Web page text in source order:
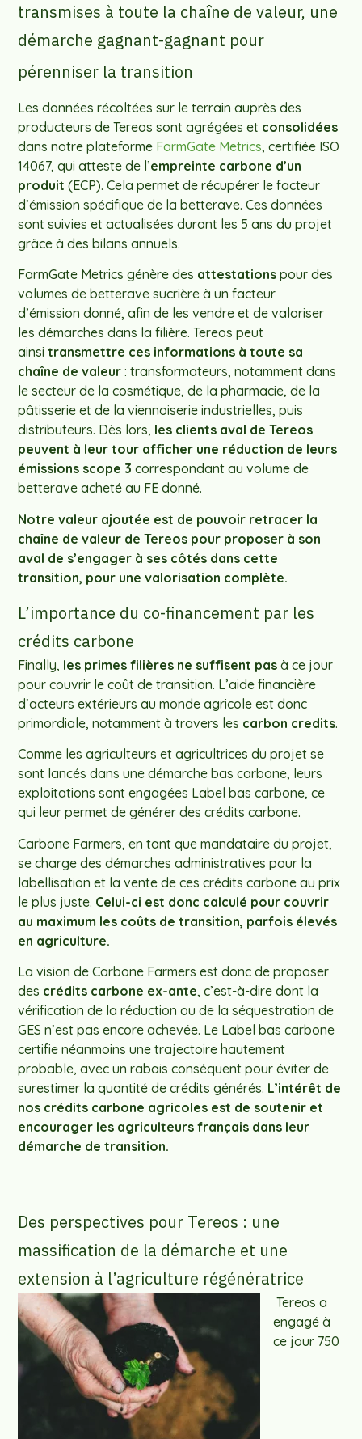
transmises à toute la chaîne de valeur, une
démarche gagnant-gagnant pour
pérenniser la transition
Les données récoltées sur le terrain auprès des
producteurs de Tereos sont agrégées et consolidées
dans notre plateforme FarmGate Metrics, certifiée ISO
14067, qui atteste de l’empreinte carbone d’un
produit (ECP). Cela permet de récupérer le facteur
d’émission spécifique de la betterave. Ces données
sont suivies et actualisées durant les 5 ans du projet
grâce à des bilans annuels.
FarmGate Metrics génère des attestationspour des
volumes de betterave sucrière à un facteur
d’émission donné, afin de les vendre et de valoriser
les démarches dans la filière. Tereos peut
ainsitransmettre ces informations à toute sa
chaîne de valeur : transformateurs, notamment dans
le secteur de la cosmétique, de la pharmacie, de la
pâtisserie et de la viennoiserie industrielles, puis
distributeurs. Dès lors, les clients aval de Tereos
peuvent à leur tour afficher une réduction de leurs
émissions scope 3correspondant au volume de
betterave acheté au FE donné.
Notre valeur ajoutée est de pouvoir retracer la
chaîne de valeur de Tereos pour proposer à son
aval de s’engager à ses côtés dans cette
transition, pour une valorisation complète.
L’importance du co-financement par les
crédits carbone ​
Finally, les primes filières ne suffisent pas à ce jour
pour couvrir le coût de transition. L’aide financière
d’acteurs extérieurs au monde agricole est donc
primordiale, notamment à travers les carbon credits.
Comme les agriculteurs et agricultrices du projet se
sont lancés dans une démarche bas carbone, leurs
exploitations sont engagées Label bas carbone, ce
qui leur permet de générer des crédits carbone.
Carbone Farmers, en tant que mandataire du projet,
se charge des démarches administratives pour la
labellisation et la vente de ces crédits carbone au prix
le plus juste. Celui-ci est donc calculé pour couvrir
au maximum les coûts de transition, parfois élevés
en agriculture.
La vision de Carbone Farmers est donc de proposer
des crédits carbone ex-ante, c’est-à-dire dont la
vérification de la réduction ou de la séquestration de
GES n’est pas encore achevée. Le Label bas carbone
certifie néanmoins une trajectoire hautement
probable, avec un rabais conséquent pour éviter de
surestimer la quantité de crédits générés. L’intérêt de
nos crédits carbone agricoles est de soutenir et
encourager les agriculteurs français dans leur
démarche de transition.
Des perspectives pour Tereos : une
massification de la démarche et une
extension à l’agriculture régénératrice​
Tereos a
engagé à
ce jour 750